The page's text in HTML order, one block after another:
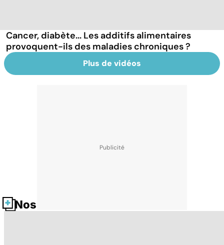
Cancer, diabète... Les additifs alimentaires
provoquent-ils des maladies chroniques ?
Plus de vidéos
Nos fiches santé